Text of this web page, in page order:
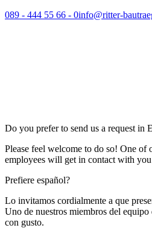
089 - 444 55 66 - 0info@ritter-
Do you prefer to send us a request in
Please feel welcome to do so! One of
employees will get in contact with
Prefiere español?
Lo invitamos cordialmente a que
Uno de nuestros miembros del equipo
con gusto.